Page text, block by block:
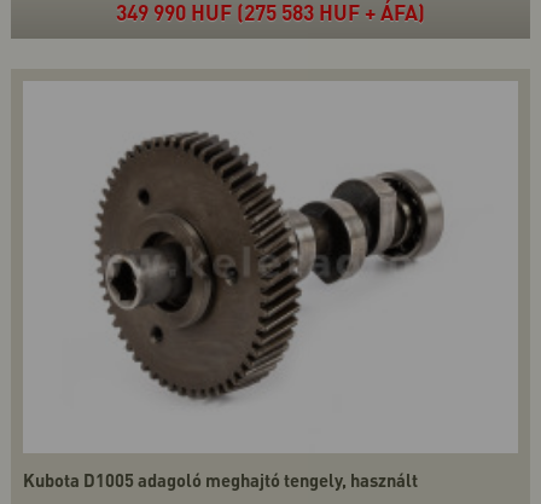
349 990 HUF (275 583 HUF + ÁFA)
Kubota D1005 adagoló meghajtó tengely, használt